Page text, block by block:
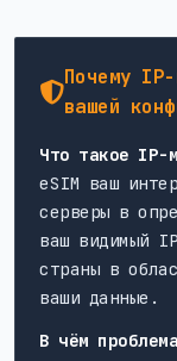
Почему IP-
вашей
Что такое IP-
eSIM ваш
серверы в
ваш видимый
страны в
ваши данные.
В чём